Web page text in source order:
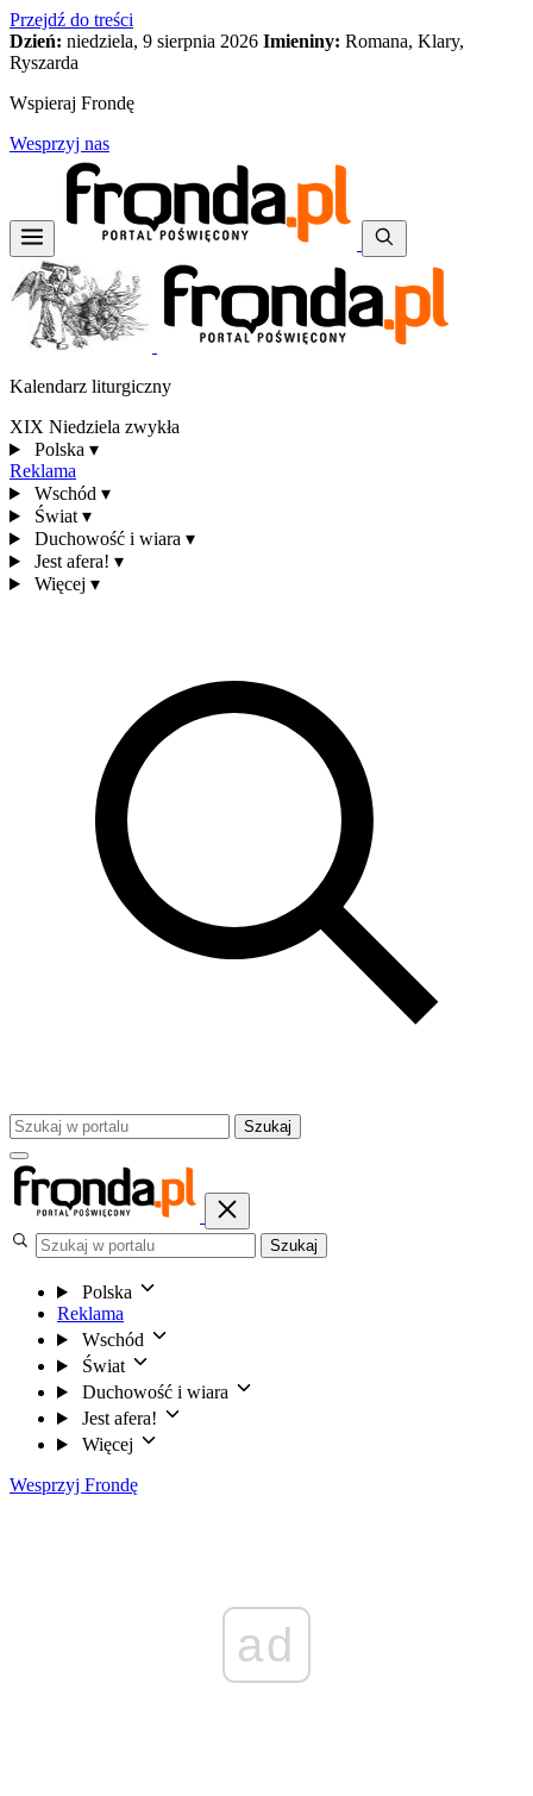
Przejdź do treści
Dzień: niedziela, 9 sierpnia 2026 Imieniny: Romana, Klary,
Ryszarda
Wspieraj Frondę
Wesprzyj nas
Kalendarz liturgiczny
XIX Niedziela zwykła
Polska ▾
Reklama
Wschód ▾
Świat ▾
Duchowość i wiara ▾
Jest afera! ▾
Więcej ▾
Szukaj
Szukaj
Polska
Reklama
Wschód
Świat
Duchowość i wiara
Jest afera!
Więcej
Wesprzyj Frondę
ad